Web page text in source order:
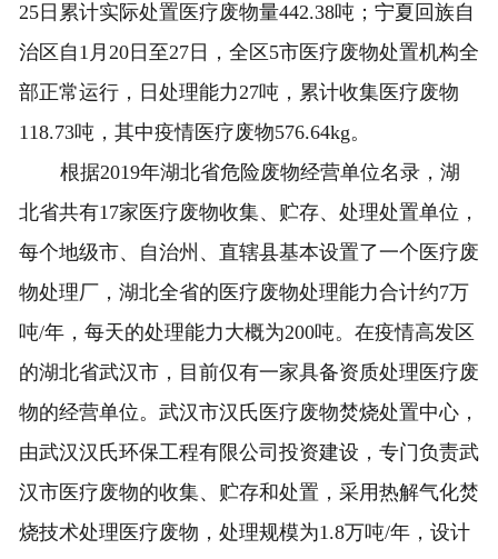
25日累计实际处置医疗废物量442.38吨；宁夏回族自
治区自1月20日至27日，全区5市医疗废物处置机构全
部正常运行，日处理能力27吨，累计收集医疗废物
118.73吨，其中疫情医疗废物576.64kg。
根据2019年湖北省危险废物经营单位名录，湖
北省共有17家医疗废物收集、贮存、处理处置单位，
每个地级市、自治州、直辖县基本设置了一个医疗废
物处理厂，湖北全省的医疗废物处理能力合计约7万
吨/年，每天的处理能力大概为200吨。在疫情高发区
的湖北省武汉市，目前仅有一家具备资质处理医疗废
物的经营单位。武汉市汉氏医疗废物焚烧处置中心，
由武汉汉氏环保工程有限公司投资建设，专门负责武
汉市医疗废物的收集、贮存和处置，采用热解气化焚
烧技术处理医疗废物，处理规模为1.8万吨/年，设计